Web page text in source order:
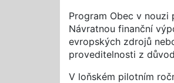
Program Obec v nouzi
Návratnou finanční
evropských zdrojů
proveditelnosti z
V loňském pilotním